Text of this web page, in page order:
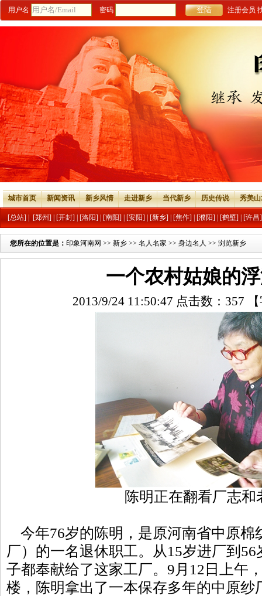
用户名 密码 注册会员
城市首页 新闻资讯 新乡风情 走进新乡 当代新乡 历史传说 秀美
[总站] [郑州] [开封] [洛阳] [南阳] [安阳] [新乡] [焦作] [濮阳] [鹤壁] [许昌]
您所在的位置是： 印象河南网 >> 新乡 >> 名人名家 >> 身边名人 >> 浏览新乡
一个农村姑娘的
2013/9/24 11:50:47 点击数： 357
陈明正在翻看厂志和
今年76岁的陈明，是原河南省中原棉
厂）的一名退休职工。从15岁进厂到
子都奉献给了这家工厂。9月12日上午
楼，陈明拿出了一本保存多年的中原纱